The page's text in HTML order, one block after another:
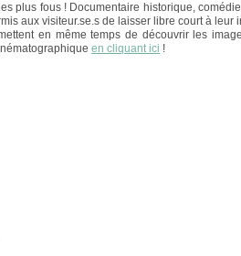
plus fous ! Documentaire historique,
aux visiteur.se.s de laisser libre court à leur
en même temps de découvrir les
en cliquant ici !